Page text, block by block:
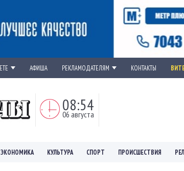
АФИША РЕКЛАМОДАТЕЛЯМ КОНТАКТЫ
08:54
06 августа
ЭКОНОМИКА КУЛЬТУРА СПОРТ ПРОИСШЕСТВИЯ